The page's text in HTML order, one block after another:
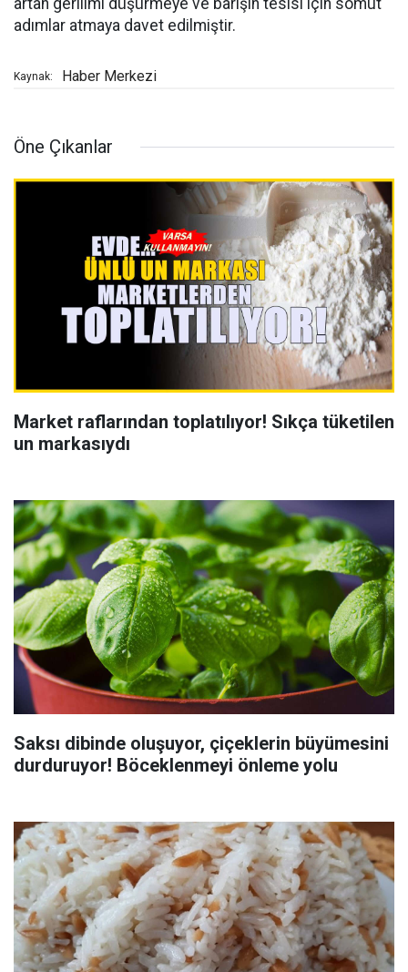
artan gerilimi düşürmeye ve barışın tesisi için somut
adımlar atmaya davet edilmiştir.
Kaynak: Haber Merkezi
Öne Çıkanlar
Market raflarından toplatılıyor! Sıkça tüketilen
un markasıydı
Saksı dibinde oluşuyor, çiçeklerin büyümesini
durduruyor! Böceklenmeyi önleme yolu